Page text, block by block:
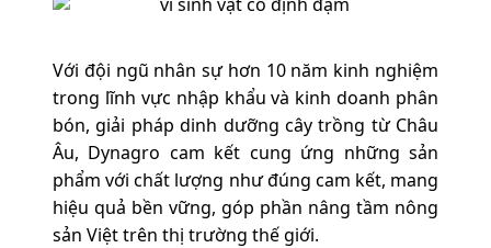
Với đội ngũ nhân sự hơn 10 năm kinh nghiệm
trong lĩnh vực nhập khẩu và kinh doanh phân
bón, giải pháp dinh dưỡng cây trồng từ Châu
Âu, Dynagro cam kết cung ứng những sản
phẩm với chất lượng như đúng cam kết, mang
hiệu quả bền vững, góp phần nâng tầm nông
sản Việt trên thị trường thế giới.